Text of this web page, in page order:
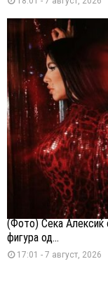
(Фото) Сека Алексиќ
фигура од...
17:01 - 7 август, 2026